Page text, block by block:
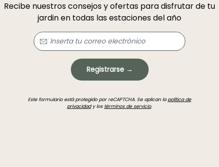
Recibe nuestros consejos y ofertas para disfrutar de tu
jardin en todas las estaciones del año
Registrarse →
Este formulario está protegido por reCAPTCHA. Se aplican lapolítica de
privacidady los términos de servicio.